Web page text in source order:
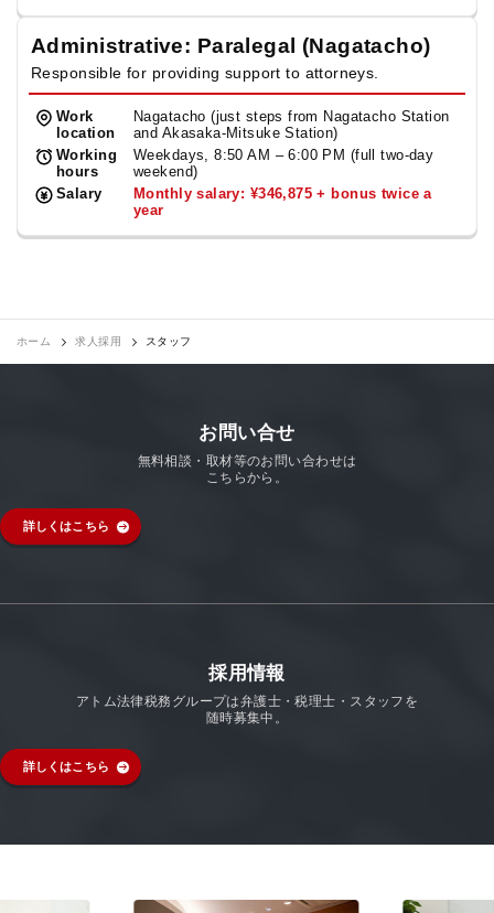
Administrative: Paralegal (Nagatacho)
Responsible for providing support to attorneys.
Work
location
Nagatacho (just steps from Nagatacho Station
and Akasaka-Mitsuke Station)
Working
hours
Weekdays, 8:50 AM – 6:00 PM (full two-day
weekend)
Salary
Monthly salary: ¥346,875 + bonus twice a
year
ホーム 求人採用 スタッフ
お問い合せ
無料相談・取材等のお問い合わせは
こちらから。
詳しくはこちら
採用情報
アトム法律税務グループは弁護士・税理士・スタッフを
随時募集中。
詳しくはこちら